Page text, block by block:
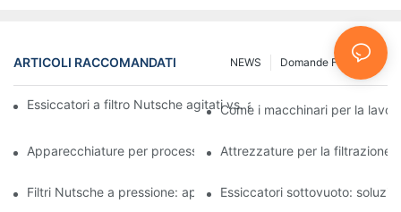
ARTICOLI RACCOMANDATI Domande Frequenti
NEWS
Essiccatori a filtro Nutsche agitati vs. altri metodi di
Come i macchinari per la
Apparecchiature per processi industriali: innovazioni che
Attrezzature per la filtrazione
Filtri Nutsche a pressione: applicazioni nell'industria chimica e
Essiccatori sottovuoto: